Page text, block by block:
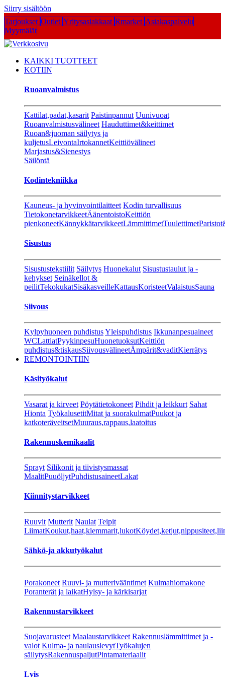
Siirry sisältöön
Tarjoukset Outlet Yritysasiakkaat Rmarket Asiakaspalvelu
Myymälät
KAIKKI TUOTTEET
KOTIIN
Ruoanvalmistus
Kattilat,padat,kasarit Paistinpannut Uunivuoat
Ruoanvalmistusvälineet Hauduttimet&keittimet
Ruoan&juoman säilytys ja
kuljetusLeivontaIrtokannetKeittiövälineet
Marjastus&Sienestys
Säilöntä
Kodintekniikka
Kauneus- ja hyvinvointilaitteet Kodin turvallisuus
TietokonetarvikkeetÄänentoistoKeittiön
pienkoneetKännykkätarvikkeetLämmittimetTuulettimet
Sisustus
Sisustustekstiilit Säilytys Huonekalut Sisustustaulut ja -
kehykset Seinäkellot &
peilitTekokukatSisäkasveilleKattausKoristeetValaistusSauna
Siivous
Kylpyhuoneen puhdistusYleispuhdistus Ikkunanpesuaineet
WCLattiatPyykinpesuHuonetuoksutKeittiön
puhdistus&tiskausSiivousvälineetÄmpärit&vaditKierrätys
REMONTOINTIIN
Käsityökalut
Vasarat ja kirveet Pöytätietokoneet Pihdit ja leikkurt Sahat
Hionta TyökalusetitMitat ja suorakulmatPuukot ja
katkoteräveitsetMuuraus,rappaus,laatoitus
Rakennuskemikaalit
Sprayt Silikonit ja tiivistysmassat
MaalitPuuöljytPuhdistusaineetLakat
Kiinnitystarvikkeet
Ruuvit Mutterit Naulat Teipit
LiimatKoukut,haat,klemmarit,lukot
Sähkö-ja akkutyökalut
Porakoneet Ruuvi- ja mutterivääntimet Kulmahiomakone
Poranterät ja laikatHylsy- ja kärkisarjat
Rakennustarvikkeet
Suojavarusteet Maalaustarvikkeet Rakennuslämmittimet ja -
valot Kulma- ja naulauslevytTyökalujen
säilytysRakennuspaljutPintamateriaalit
Lvis